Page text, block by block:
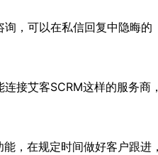
，可以在私信回复中隐晦的
接艾客SCRM这样的服务商
能，在规定时间做好客户跟进